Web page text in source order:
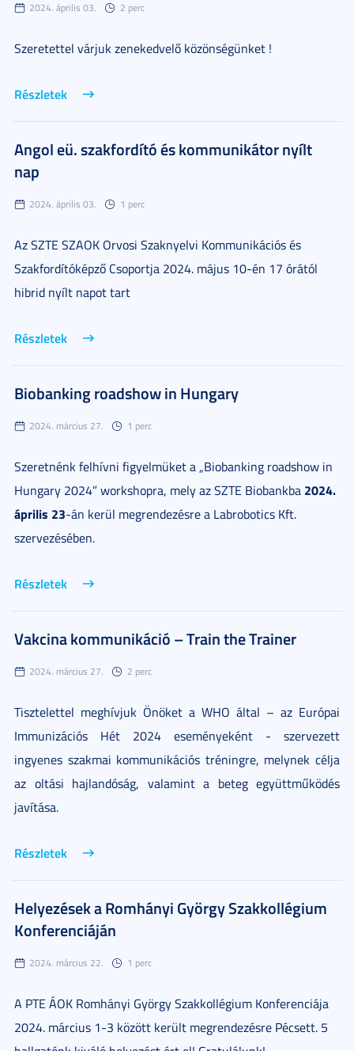
2024. április 03. 2 perc
Szeretettel várjuk zenekedvelő közönségünket !
Részletek
Angol eü. szakfordító és kommunikátor nyílt
nap
2024. április 03. 1 perc
Az SZTE SZAOK Orvosi Szaknyelvi Kommunikációs és
Szakfordítóképző Csoportja 2024. május 10-én 17 órától
hibrid nyílt napot tart
Részletek
Biobanking roadshow in Hungary
2024. március 27. 1 perc
Szeretnénk felhívni figyelmüket a „Biobanking roadshow in
Hungary 2024” workshopra, mely az SZTE Biobankba 2024.
április 23-án kerül megrendezésre a Labrobotics Kft.
szervezésében.
Részletek
Vakcina kommunikáció – Train the Trainer
2024. március 27. 2 perc
Tisztelettel meghívjuk Önöket a WHO által – az Európai
Immunizációs Hét 2024 eseményeként - szervezett
ingyenes szakmai kommunikációs tréningre, melynek célja
az oltási hajlandóság, valamint a beteg együttműködés
javítása.
Részletek
Helyezések a Romhányi György Szakkollégium
Konferenciáján
2024. március 22. 1 perc
A PTE ÁOK Romhányi György Szakkollégium Konferenciája
2024. március 1-3 között került megrendezésre Pécsett. 5